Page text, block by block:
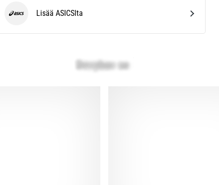
ASICS Lisää ASICSlta